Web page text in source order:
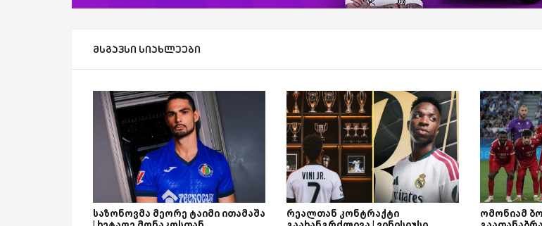
მსგავსი სიახლეები
საზონოვმა მეორე ტაიმი ითამაშა
რეალთან კონტრაქტი
ომონიამ